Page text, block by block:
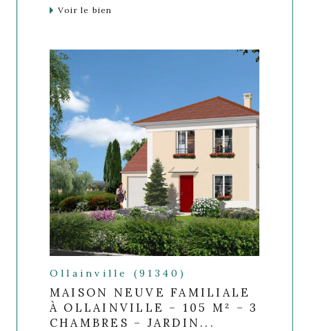
Voir le bien
Ollainville (91340)
MAISON NEUVE FAMILIALE
À OLLAINVILLE – 105 M² – 3
CHAMBRES – JARDIN...